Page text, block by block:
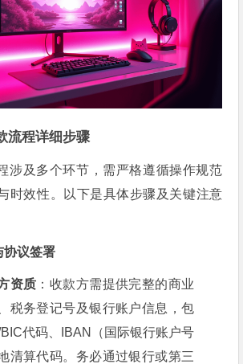
流程详细步骤
涉及多个环节，需严格遵循操作规范
时效性。以下是具体步骤及关键注意
协议签署
资质 ：收款方需提供完整的商业
税务登记号及银行账户信息，包
代码、IBAN（国际银行账户号
清算代码。务必通过银行或第三